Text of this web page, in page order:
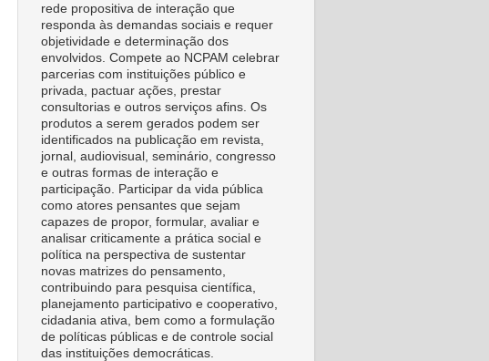
rede propositiva de interação que
responda às demandas sociais e requer
objetividade e determinação dos
envolvidos. Compete ao NCPAM celebrar
parcerias com instituições público e
privada, pactuar ações, prestar
consultorias e outros serviços afins. Os
produtos a serem gerados podem ser
identificados na publicação em revista,
jornal, audiovisual, seminário, congresso
e outras formas de interação e
participação. Participar da vida pública
como atores pensantes que sejam
capazes de propor, formular, avaliar e
analisar criticamente a prática social e
política na perspectiva de sustentar
novas matrizes do pensamento,
contribuindo para pesquisa científica,
planejamento participativo e cooperativo,
cidadania ativa, bem como a formulação
de políticas públicas e de controle social
das instituições democráticas.